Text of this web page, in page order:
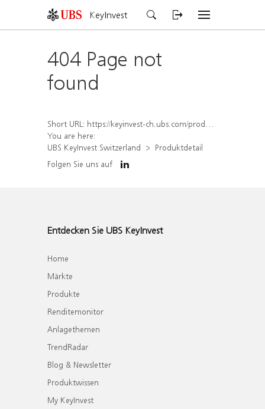
KeyInvest
404 Page not
found
Short URL: https://keyinvest-ch.ubs.com/produkt/detail/index/isin/CH1578838000
You are here:
UBS KeyInvest Switzerland
Produktdetail
Folgen Sie uns auf
Entdecken Sie UBS KeyInvest
Home
Märkte
Produkte
Renditemonitor
Anlagethemen
TrendRadar
Blog & Newsletter
Produktwissen
My KeyInvest